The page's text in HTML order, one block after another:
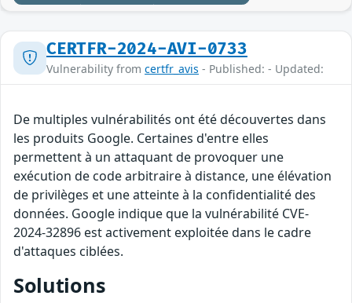
CERTFR-2024-AVI-0733
Vulnerability from certfr_avis - Published: - Updated:
De multiples vulnérabilités ont été découvertes dans
les produits Google. Certaines d'entre elles
permettent à un attaquant de provoquer une
exécution de code arbitraire à distance, une élévation
de privilèges et une atteinte à la confidentialité des
données. Google indique que la vulnérabilité CVE-
2024-32896 est activement exploitée dans le cadre
d'attaques ciblées.
Solutions